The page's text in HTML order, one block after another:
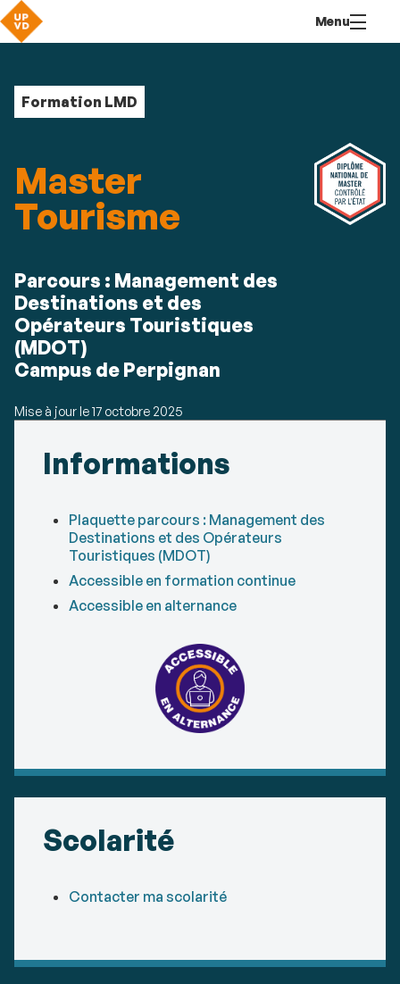
contenu
Menu
Formation LMD
Master
Tourisme
Résumé
Parcours : Management des
Destinations et des
Opérateurs Touristiques
(MDOT)
Campus de Perpignan
Mise à jour le17 octobre 2025
Détails
Informations
Plaquette parcours : Management des
Destinations et des Opérateurs
Touristiques (MDOT)
Accessible en formation continue
Accessible en alternance
Scolarité
Contacter ma scolarité